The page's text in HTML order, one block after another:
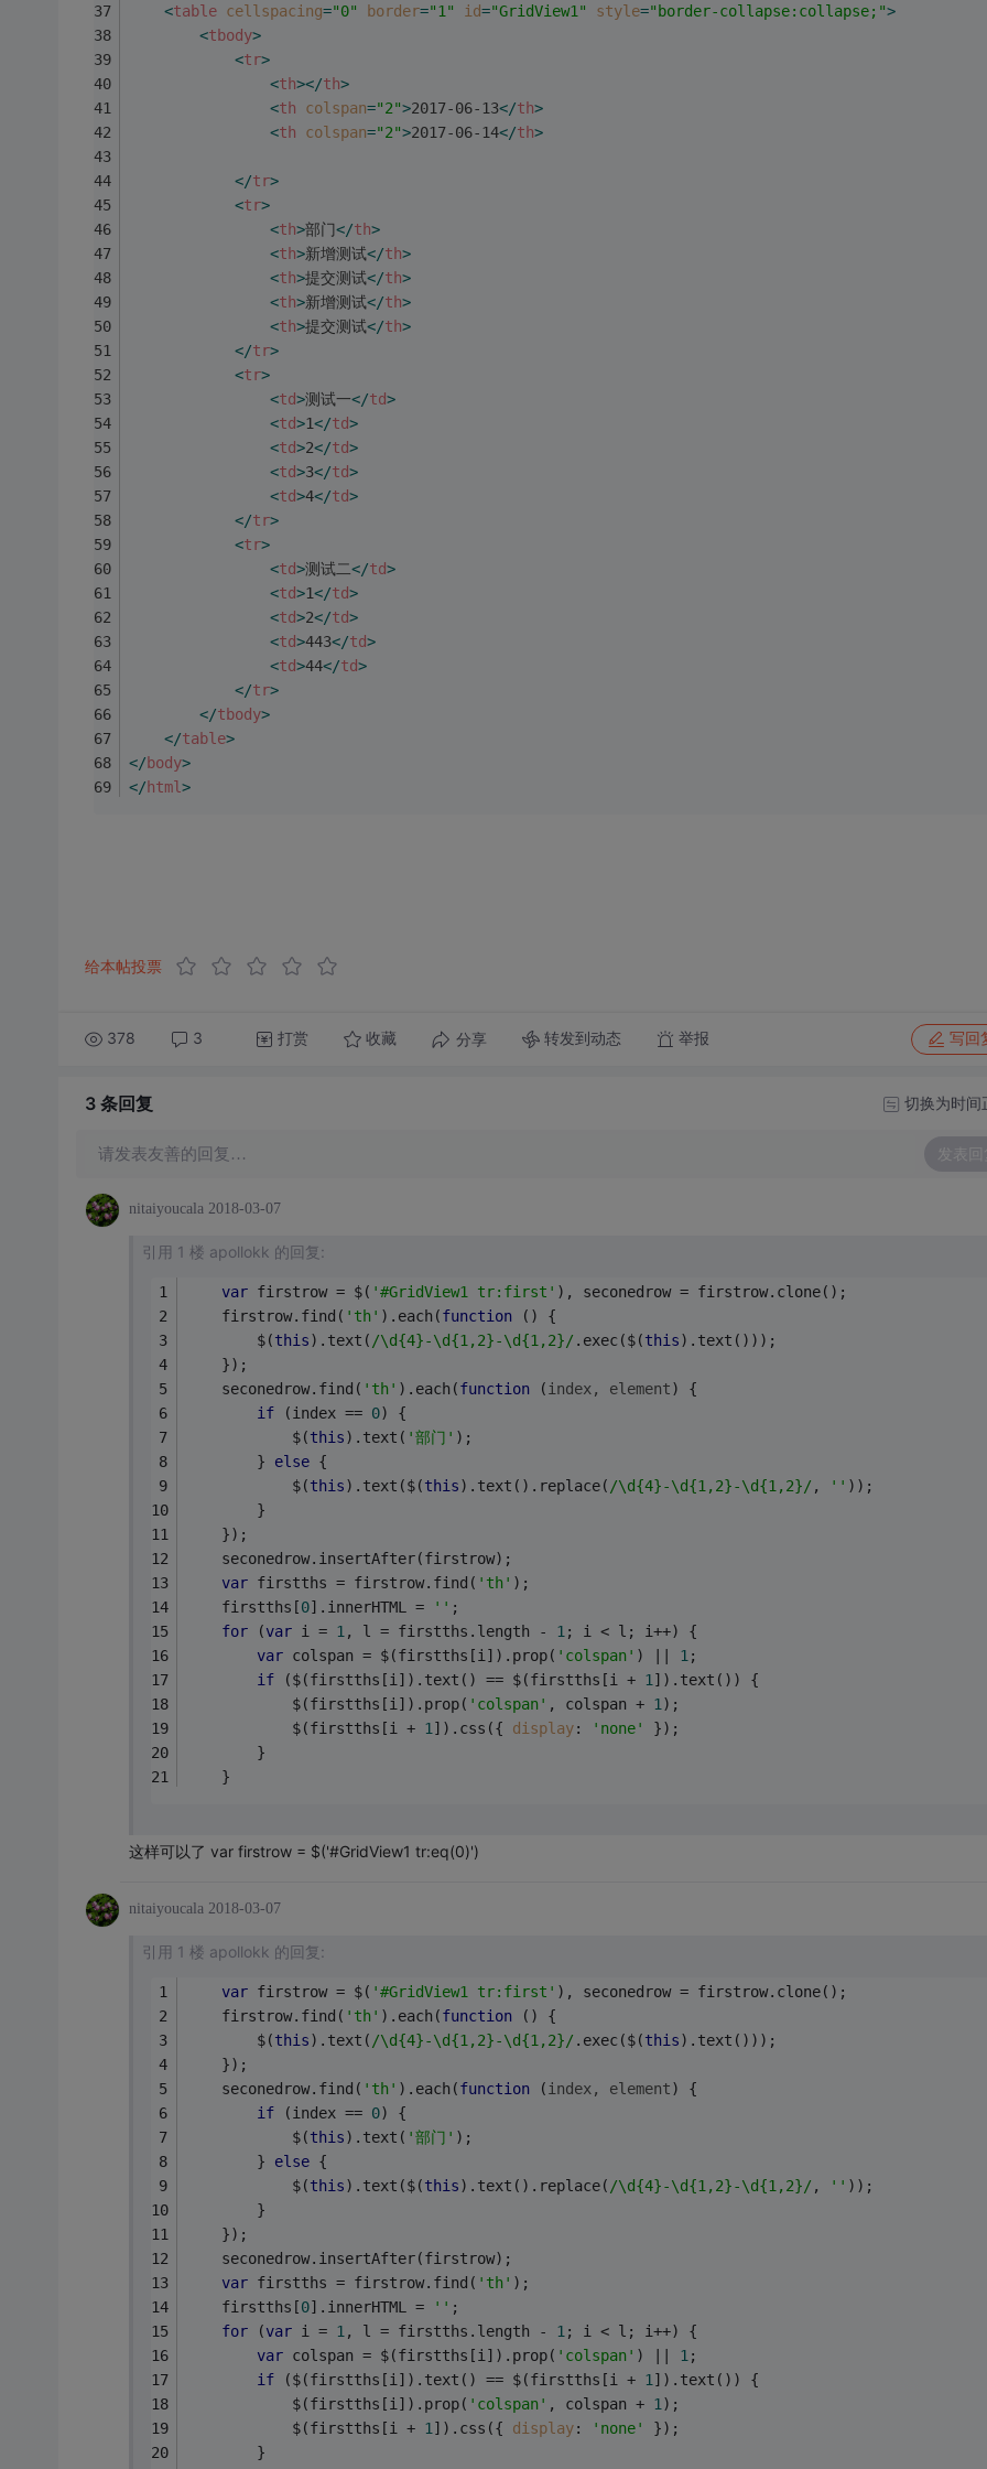
<table cellspacing="0" border="1" id="GridView1" style="border-collapse:collapse;">
<tbody>
<tr>
<th></th>
<th colspan="2">2017-06-13</th>
<th colspan="2">2017-06-14</th>
</tr>
<tr>
<th>部门</th>
<th>新增测试</th>
<th>提交测试</th>
<th>新增测试</th>
<th>提交测试</th>
</tr>
<tr>
<td>测试一</td>
<td>1</td>
<td>2</td>
<td>3</td>
<td>4</td>
</tr>
<tr>
<td>测试二</td>
<td>1</td>
<td>2</td>
<td>443</td>
<td>44</td>
</tr>
</tbody>
</table>
</body>
</html >
给本帖投票
378 3 打赏 收藏 分享 转发到动态 举报 写回
3 条回复 切换为时间
请发表友善的回复… 发表回
nitaiyoucala 2018-03-07
引用 1 楼 apollokk 的回复:
var firstrow = $( '#GridView1 tr:first' ), seconedrow = firstrow.clone();
    firstrow.find(
'th' ).each(function ( ) {
        $(
this).text( /\d{4}-\d{1,2}-\d{1,2}/ .exec($(this).text()));
    });
    seconedrow.find(
'th' ).each(function ( index, element) {
if (index == 0) {
            $(
this).text( '部门' );
        }
else {
            $(
this).text($(this).text().replace( /\d{4}-\d{1,2}-\d{1,2}/ , '' ));
        }
    });
    seconedrow.insertAfter(firstrow);
var firstths = firstrow.find( 'th' );
    firstths[
0].innerHTML = '' ;
for (var i = 1 , l = firstths.length - 1 ; i < l; i++) {
var colspan = $(firstths[i]).prop( 'colspan' ) || 1 ;
if ($(firstths[i]).text() == $(firstths[i + 1 ]).text()) {
            $(firstths[i]).prop(
'colspan' , colspan + 1 );
            $(firstths[i +
1 ]).css({ display: 'none'
});
        }
    }
这样可以了 var firstrow = $('#GridView1 tr:eq(0)')
nitaiyoucala 2018-03-07
引用 1 楼 apollokk 的回复:
var firstrow = $( '#GridView1 tr:first' ), seconedrow = firstrow.clone();
    firstrow.find(
'th' ).each(function ( ) {
        $(
this).text( /\d{4}-\d{1,2}-\d{1,2}/ .exec($(this).text()));
    });
    seconedrow.find(
'th' ).each(function ( index, element) {
if (index == 0) {
            $(
this).text( '部门' );
        }
else {
            $(
this).text($(this).text().replace( /\d{4}-\d{1,2}-\d{1,2}/ , '' ));
        }
    });
    seconedrow.insertAfter(firstrow);
var firstths = firstrow.find( 'th' );
    firstths[
0].innerHTML = '' ;
for (var i = 1 , l = firstths.length - 1 ; i < l; i++) {
var colspan = $(firstths[i]).prop( 'colspan' ) || 1 ;
if ($(firstths[i]).text() == $(firstths[i + 1 ]).text()) {
            $(firstths[i]).prop(
'colspan' , colspan + 1 );
            $(firstths[i +
1 ]).css({ display: 'none'
});
        }